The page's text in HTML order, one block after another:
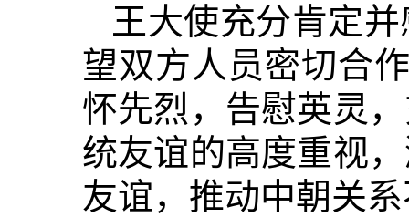
王大使充分肯定
望双方人员密切合
怀先烈，告慰英灵
统友谊的高度重视
友谊，推动中朝关